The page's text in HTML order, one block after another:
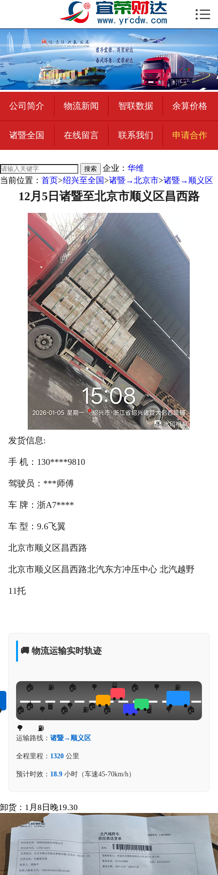
 首页
公司简介
物流新闻
绍兴至全国
合作加盟
宜荣智联
在线留言
联系我们
在线许愿

公司简介 物流新闻 智联数据 余算价格
诸暨全国 在线留言 联系我们 申请合作
搜索 企业： 华维
当前位置： 首页>绍兴至全国>诸暨→北京市>诸暨→顺义区
12月5日诸暨至北京市顺义区昌西路
发货信息:
手 机：130****9810
驾驶员：***师傅
车 牌：浙A7****
车 型：9.6飞翼
北京市顺义区昌西路
北京市顺义区昌西路北汽东方冲压中心 北汽越野
11托
🚚 物流运输实时轨迹
运输路线： 诸暨→顺义区
全程里程： 1320公里
预计时效： 18.9小时（车速45-70km/h）
卸货：1月8日晚19.30